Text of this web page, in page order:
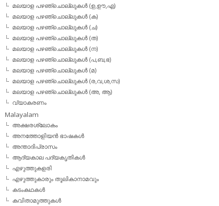
മലയാള പഴഞ്ചൊല്ലുകള്‍ (ഉ,ഊ,എ)
മലയാള പഴഞ്ചൊല്ലുകള്‍ (ക)
മലയാള പഴഞ്ചൊല്ലുകള്‍ (ച)
മലയാള പഴഞ്ചൊല്ലുകള്‍ (ത)
മലയാള പഴഞ്ചൊല്ലുകള്‍ (ന)
മലയാള പഴഞ്ചൊല്ലുകള്‍ (പ,ബ,ഭ)
മലയാള പഴഞ്ചൊല്ലുകള്‍ (മ)
മലയാള പഴഞ്ചൊല്ലുകള്‍ (ര,വ,ശ,സ)
മലയാള പഴഞ്ചൊല്ലുകൾ (അ, ആ)
വ്യാകരണം
Malayalam
അക്ഷരശ്ലോകം
അനത്തോളിയന്‍ ഭാഷകള്‍
അന്താദിപ്രാസം
ആദ്യകാല പദ്യകൃതികള്‍
എഴുത്തുകളരി
എഴുത്തുകാരും തൂലികാനാമവും
കടംകഥകള്‍
കവിതാമുത്തുകള്‍